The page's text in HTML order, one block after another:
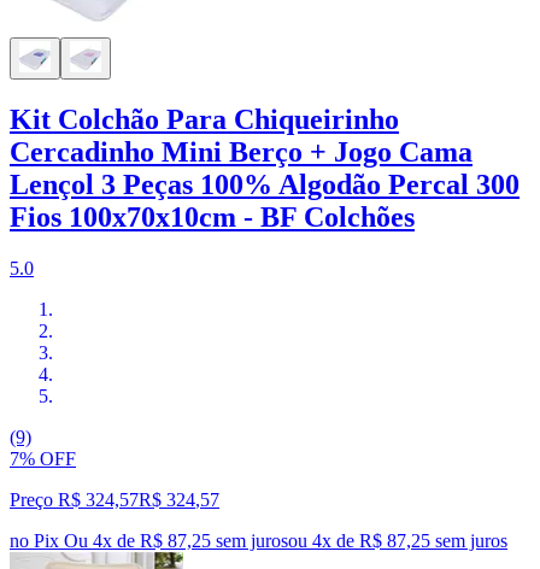
Kit Colchão Para Chiqueirinho
Cercadinho Mini Berço + Jogo Cama
Lençol 3 Peças 100% Algodão Percal 300
Fios 100x70x10cm - BF Colchões
5.0
(9)
7% OFF
Preço R$ 324,57R$ 324,57
no Pix Ou 4x de R$ 87,25 sem jurosou 4x de R$ 87,25 sem juros